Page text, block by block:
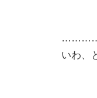
いわ、